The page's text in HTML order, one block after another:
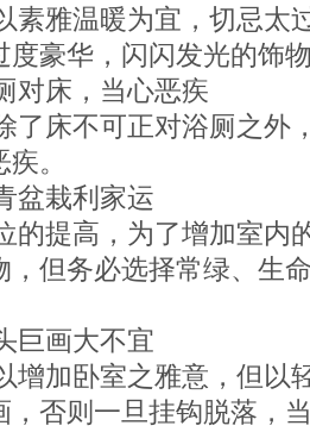
素雅温暖为宜，切忌太
度豪华，闪闪发光的饰
对床，当心恶疾
了床不可正对浴厕之外
。
盆栽利家运
的提高，为了增加室内
，但务必选择常绿、生
巨画大不宜
增加卧室之雅意，但以
，否则一旦挂钩脱落，